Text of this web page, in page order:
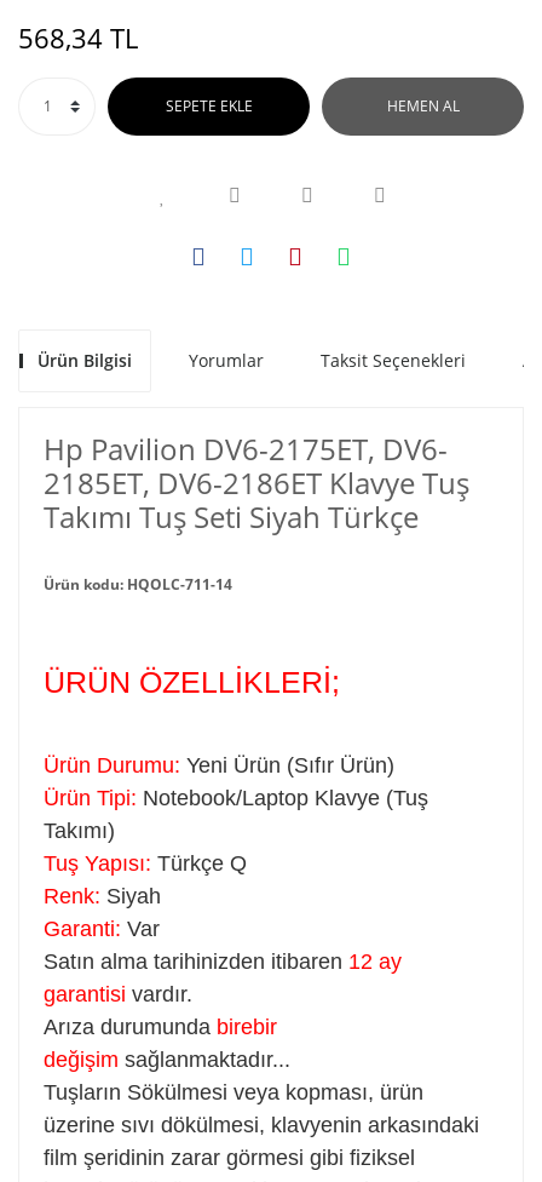
568,34 TL
SEPETE EKLE HEMEN AL
Ürün Bilgisi Yorumlar Taksit Seçenekleri
Hp Pavilion DV6-2175ET, DV6-
2185ET, DV6-2186ET Klavye Tuş
Takımı Tuş Seti Siyah Türkçe
Ürün kodu: HQOLC-711-14
ÜRÜN ÖZELLİKLERİ;
Ürün Durumu: Yeni Ürün (Sıfır Ürün)
Ürün Tipi: Notebook/Laptop Klavye (Tuş
Takımı)
Tuş Yapısı: Türkçe Q
Renk: Siyah
Garanti: Var
Satın alma tarihinizden itibaren 12 ay
garantisi vardır.
Arıza durumunda birebir
değişim sağlanmaktadır...
Tuşların Sökülmesi veya kopması, ürün
üzerine sıvı dökülmesi, klavyenin arkasındaki
film şeridinin zarar görmesi gibi fiziksel